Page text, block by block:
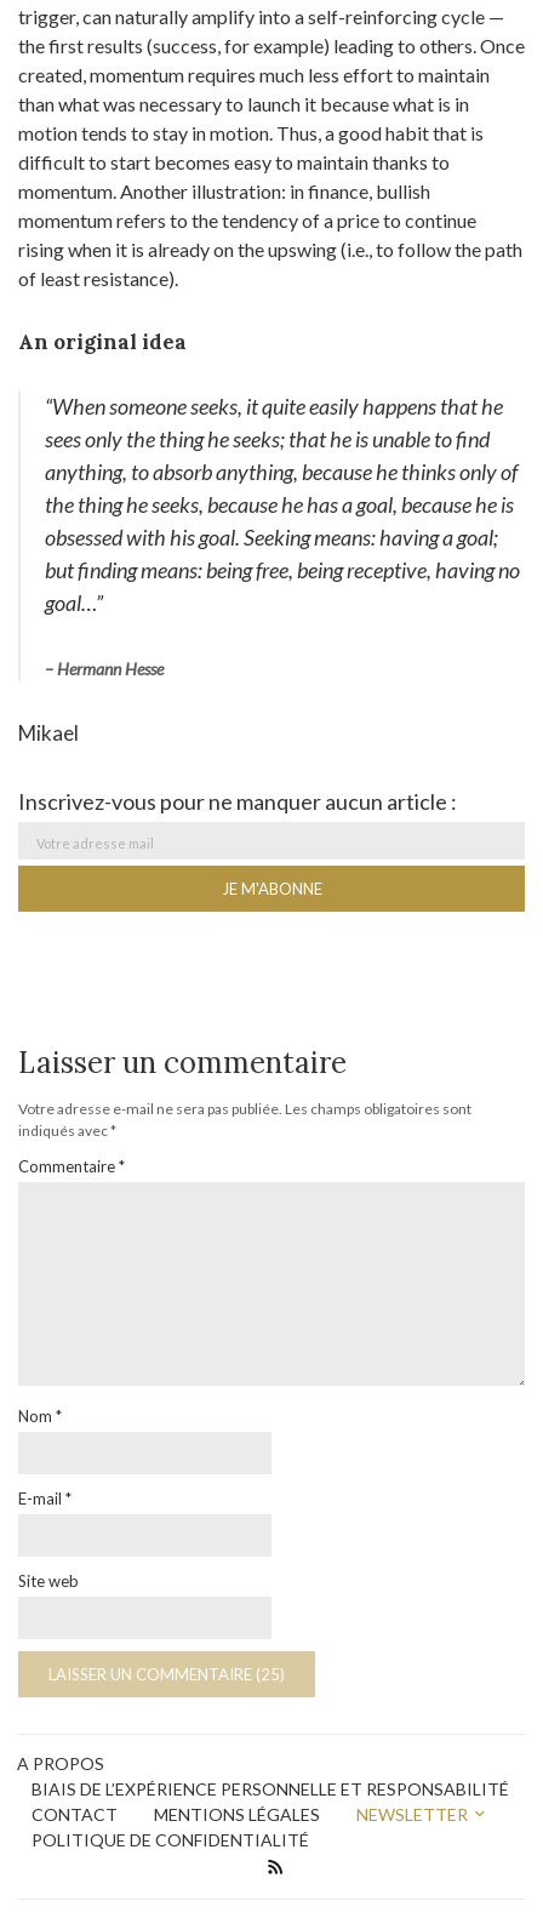
trigger, can naturally amplify into a self-reinforcing cycle —
the first results (success, for example) leading to others. Once
created, momentum requires much less effort to maintain
than what was necessary to launch it because what is in
motion tends to stay in motion. Thus, a good habit that is
difficult to start becomes easy to maintain thanks to
momentum. Another illustration: in finance, bullish
momentum refers to the tendency of a price to continue
rising when it is already on the upswing (i.e., to follow the path
of least resistance).
An original idea
“When someone seeks, it quite easily happens that he
sees only the thing he seeks; that he is unable to find
anything, to absorb anything, because he thinks only of
the thing he seeks, because he has a goal, because he is
obsessed with his goal. Seeking means: having a goal;
but finding means: being free, being receptive, having no
goal…”
– Hermann Hesse
Mikael
Inscrivez-vous pour ne manquer aucun article :
Laisser un commentaire
Votre adresse e-mail ne sera pas publiée. Les champs obligatoires sont
indiqués avec*
Commentaire*
Nom *
E-mail *
Site web
A PROPOS
BIAIS DE L’EXPÉRIENCE PERSONNELLE ET RESPONSABILITÉ
CONTACT
MENTIONS LÉGALES
NEWSLETTER
POLITIQUE DE CONFIDENTIALITÉ